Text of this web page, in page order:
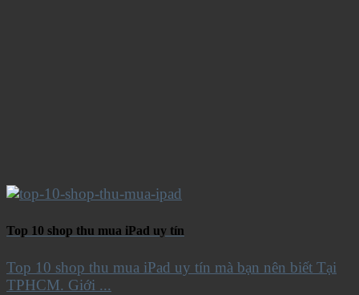
Top 10 shop thu mua iPad uy tín
Top 10 shop thu mua iPad uy tín mà bạn nên biết Tại
TPHCM. Giới ...